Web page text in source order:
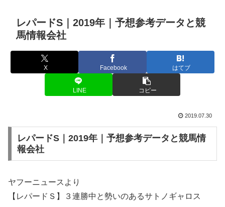
レパードS｜2019年｜予想参考データと競
馬情報会社
X Facebook はてブ
LINE コピー
2019.07.30
レパードS｜2019年｜予想参考データと競馬情
報会社
ヤフーニュースより
【レパードＳ】３連勝中と勢いのあるサトノギャロス